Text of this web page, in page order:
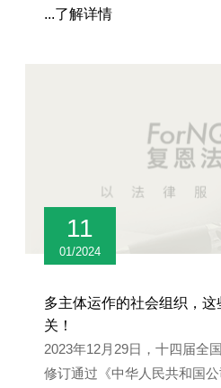
...了解详情
11
01/2024
多主体运作的社会组织，
关！
2023年12月29日，十四届全
修订通过《中华人民共和国